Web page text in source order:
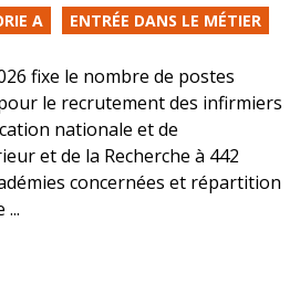
A ENTRÉE DANS LE MÉTIER
fixe le nombre de postes
le recrutement des infirmiers
nationale et de
et de la Recherche à 442
concernées et répartition